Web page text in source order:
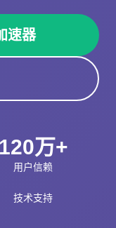
速器
120万+
用户信赖
技术支持